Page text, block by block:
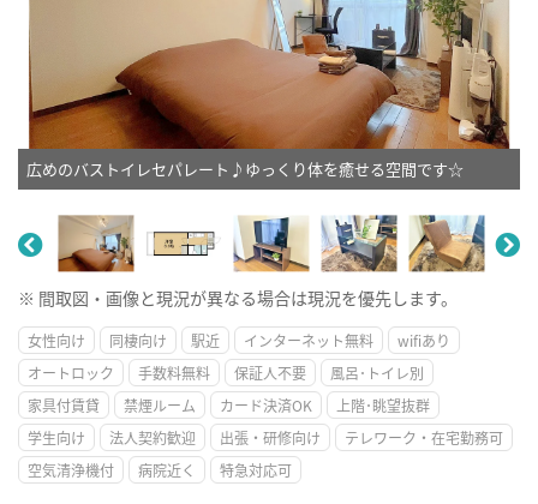
広めのバストイレセパレート♪ゆっくり体を癒せる空間です☆
※ 間取図・画像と現況が異なる場合は現況を優先します。
女性向け 同棲向け 駅近 インターネット無料
wifiあり
オートロック
手数料無料 保証人不要
風呂･トイレ別
家具付賃貸
禁煙ルーム カード決済OK
上階･眺望抜群
学生向け
法人契約歓迎 出張・研修向け
テレワーク・在宅勤務可
空気清浄機付
病院近く 特急対応可